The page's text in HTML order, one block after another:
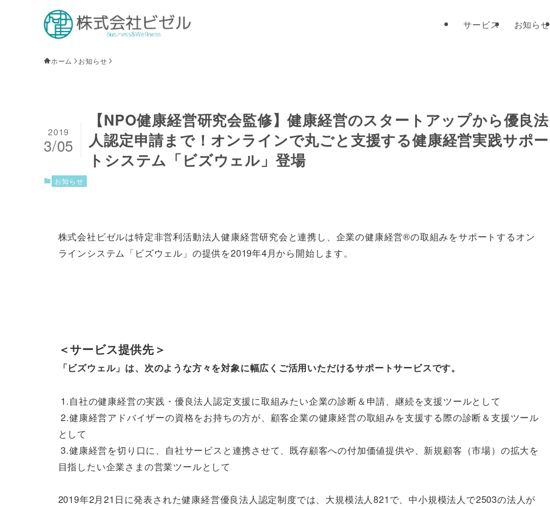
サービス お知らせ
ホーム お知らせ
【NPO健康経営研究会監修】健康経営のスタートアップから優良法
人認定申請まで！オンラインで丸ごと支援する健康経営実践サポー
トシステム「ビズウェル」登場
2019
3/05
お知らせ
株式会社ビゼルは特定非営利活動法人健康経営研究会と連携し、企業の健康経営®の取組みをサポートするオン
ラインシステム「ビズウェル」の提供を2019年4月から開始します。
＜サービス提供先＞
「ビズウェル」は、次のような方々を対象に幅広くご活用いただけるサポートサービスです。
1.自社の健康経営の実践・優良法人認定支援に取組みたい企業の診断＆申請、継続を支援ツールとして
2.健康経営アドバイザーの資格をお持ちの方が、顧客企業の健康経営の取組みを支援する際の診断＆支援ツール
として
3.健康経営を切り口に、自社サービスと連携させて、既存顧客への付加価値提供や、新規顧客（市場）の拡大を
目指したい企業さまの営業ツールとして
2019年2月21日に発表された健康経営優良法人認定制度では、大規模法人821で、中小規模法人で2503の法人が